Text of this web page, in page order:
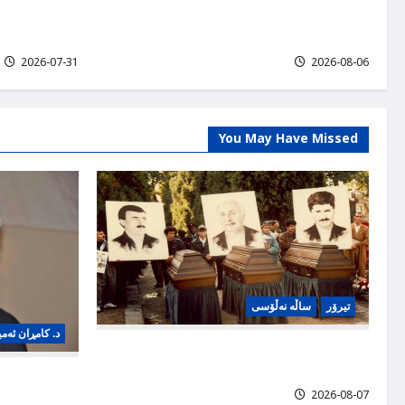
n
2026-08-06
2026-07-31
You May Have Missed
تیرۆر ساڵە نەڵۆسی
2026-08-07
د. کامڕان